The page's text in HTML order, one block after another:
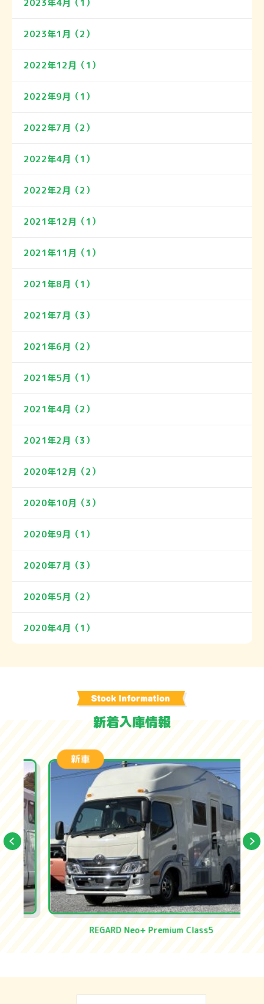
2023年4月（1）
2023年1月（2）
2022年12月（1）
2022年9月（1）
2022年7月（2）
2022年4月（1）
2022年2月（2）
2021年12月（1）
2021年11月（1）
2021年8月（1）
2021年7月（3）
2021年6月（2）
2021年5月（1）
2021年4月（2）
2021年2月（3）
2020年12月（2）
2020年10月（3）
2020年9月（1）
2020年7月（3）
2020年5月（2）
2020年4月（1）
新着入庫情報
新車
REGARD Neo+ Premium Class5